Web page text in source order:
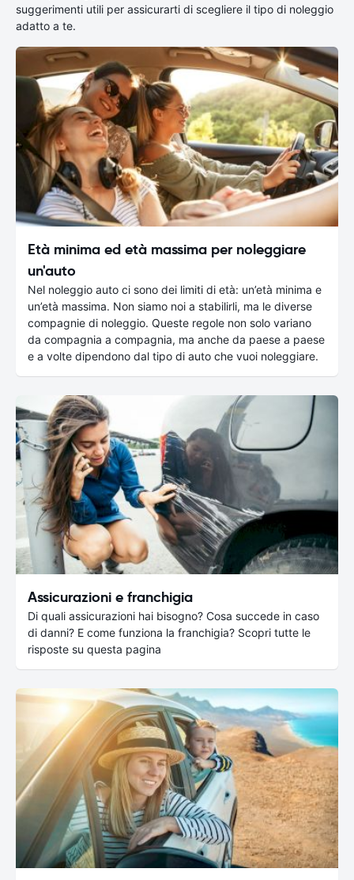
suggerimenti utili per assicurarti di scegliere il tipo di noleggio
adatto a te.
Età minima ed età massima per noleggiare
un'auto
Nel noleggio auto ci sono dei limiti di età: un’età minima e
un’età massima. Non siamo noi a stabilirli, ma le diverse
compagnie di noleggio. Queste regole non solo variano
da compagnia a compagnia, ma anche da paese a paese
e a volte dipendono dal tipo di auto che vuoi noleggiare.
Assicurazioni e franchigia
Di quali assicurazioni hai bisogno? Cosa succede in caso
di danni? E come funziona la franchigia? Scopri tutte le
risposte su questa pagina